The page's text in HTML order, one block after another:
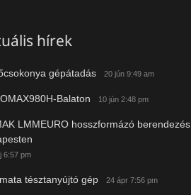
hírek
gépátadás 20 jún 9:49 am
Balaton 10 jún 2:48 pm
LMMEURO hosszformázó berendezés
6:57 pm
tésztanyújtó gép 24 ápr 7:56 pm